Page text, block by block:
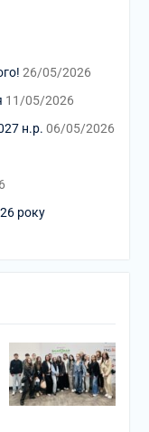
26/05/2026
11/05/2026
н.р. 06/05/2026
року